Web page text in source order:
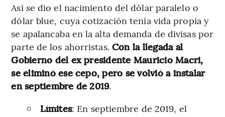
Así se dio el nacimiento del dólar paralelo o
dólar blue, cuya cotización tenía vida propia y
se apalancaba en la alta demanda de divisas por
parte de los ahorristas. Con la llegada al
Gobierno del ex presidente Mauricio Macri,
se eliminó ese cepo, pero se volvió a instalar
en septiembre de 2019.
Límites: En septiembre de 2019, el